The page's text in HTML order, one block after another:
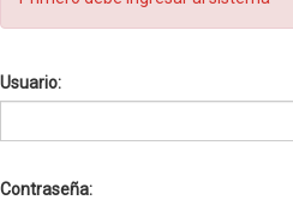
Usuario:
Contraseña: